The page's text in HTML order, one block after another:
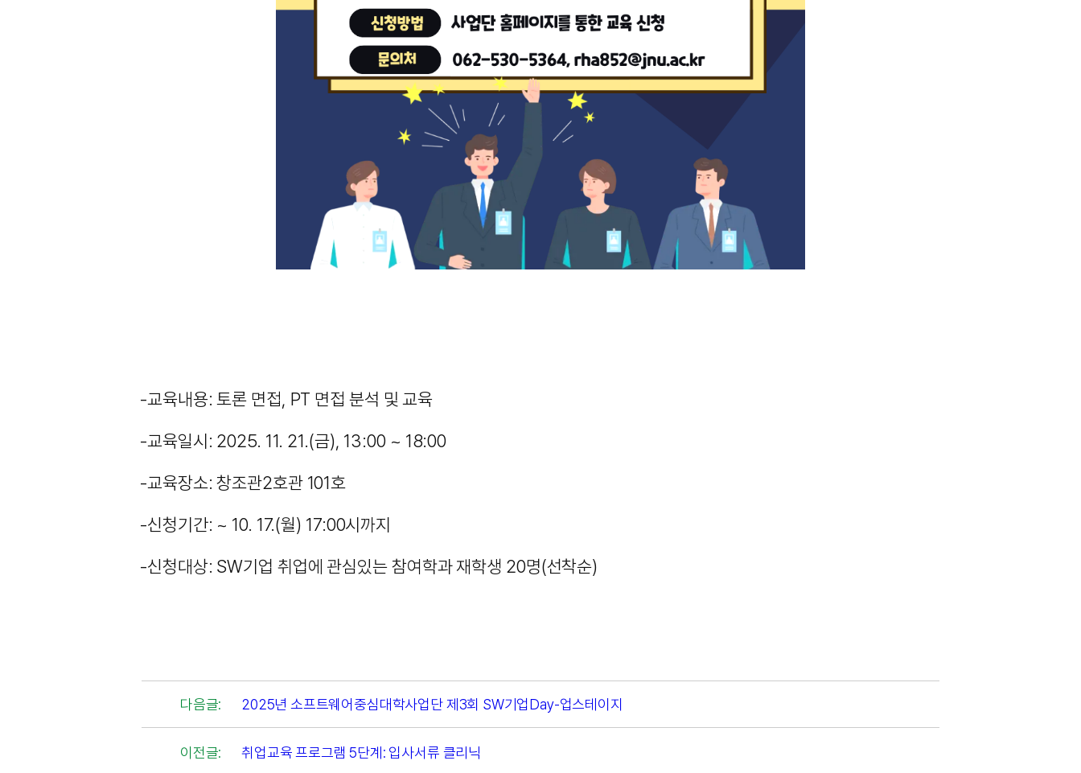
-교육내용: 토론 면접, PT 면접 분석 및 교육
-교육일시: 2025. 11. 21.(금), 13:00 ~ 18:00
-교육장소: 창조관2호관 101호
-신청기간: ~ 10. 17.(월) 17:00시까지
-신청대상: SW기업 취업에 관심있는 참여학과 재학생 20명(선착순)
다음글: 2025년 소프트웨어중심대학사업단 제3회 SW기업Day-업스테이지
이전글: 취업교육 프로그램 5단계: 입사서류 클리닉